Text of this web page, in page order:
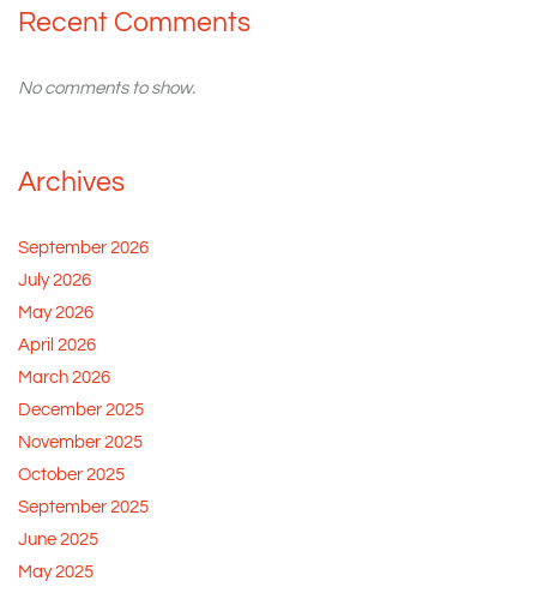
Recent Comments
No comments to show.
Archives
September 2026
July 2026
May 2026
April 2026
March 2026
December 2025
November 2025
October 2025
September 2025
June 2025
May 2025